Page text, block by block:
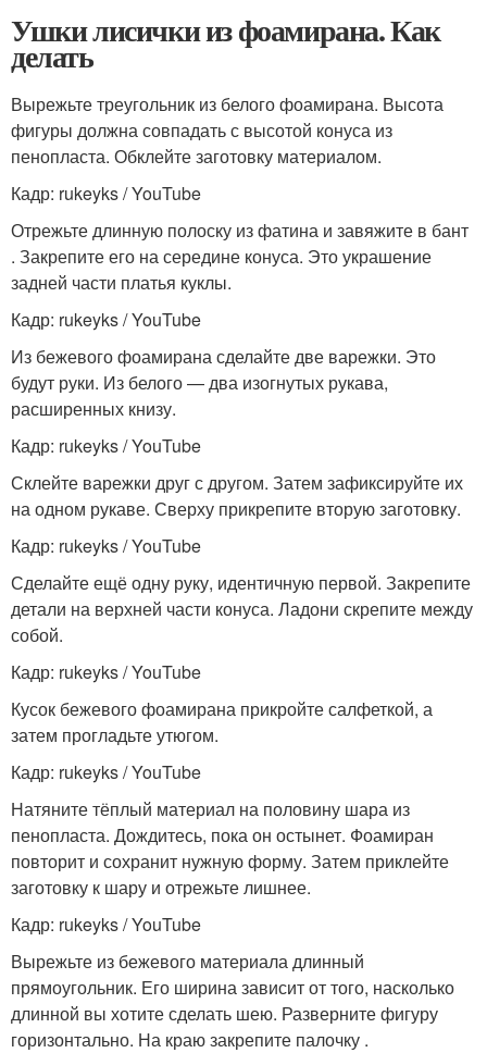
Ушки лисички из фоамирана. Как
делать
Вырежьте треугольник из белого фоамирана. Высота
фигуры должна совпадать с высотой конуса из
пенопласта. Обклейте заготовку материалом.
Кадр: rukeyks / YouTube
Отрежьте длинную полоску из фатина и завяжите в бант
. Закрепите его на середине конуса. Это украшение
задней части платья куклы.
Кадр: rukeyks / YouTube
Из бежевого фоамирана сделайте две варежки. Это
будут руки. Из белого — два изогнутых рукава,
расширенных книзу.
Кадр: rukeyks / YouTube
Склейте варежки друг с другом. Затем зафиксируйте их
на одном рукаве. Сверху прикрепите вторую заготовку.
Кадр: rukeyks / YouTube
Сделайте ещё одну руку, идентичную первой. Закрепите
детали на верхней части конуса. Ладони скрепите между
собой.
Кадр: rukeyks / YouTube
Кусок бежевого фоамирана прикройте салфеткой, а
затем прогладьте утюгом.
Кадр: rukeyks / YouTube
Натяните тёплый материал на половину шара из
пенопласта. Дождитесь, пока он остынет. Фоамиран
повторит и сохранит нужную форму. Затем приклейте
заготовку к шару и отрежьте лишнее.
Кадр: rukeyks / YouTube
Вырежьте из бежевого материала длинный
прямоугольник. Его ширина зависит от того, насколько
длинной вы хотите сделать шею. Разверните фигуру
горизонтально. На краю закрепите палочку .